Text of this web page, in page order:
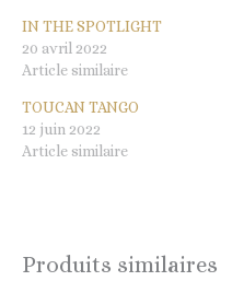
IN THE SPOTLIGHT
20 avril 2022
Article similaire
TOUCAN TANGO
12 juin 2022
Article similaire
Produits similaires